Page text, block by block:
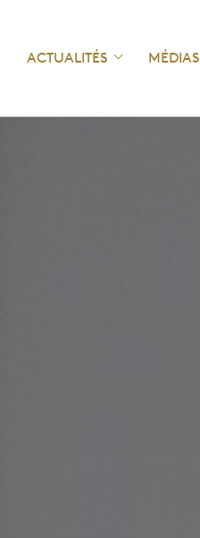
ACTUALITÉS MÉDIAS